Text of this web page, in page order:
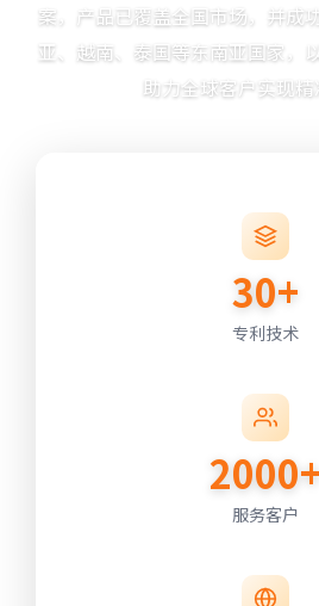
案，产品已覆盖全国市场，并成
亚、越南、泰国等东南亚国家，
助力全球客户实现精
30+
专利技术
2000+
服务客户